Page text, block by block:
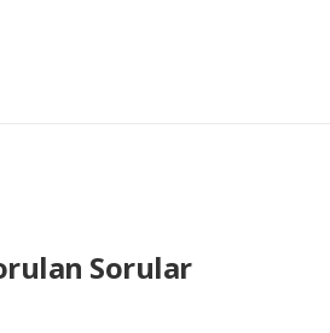
Sorular